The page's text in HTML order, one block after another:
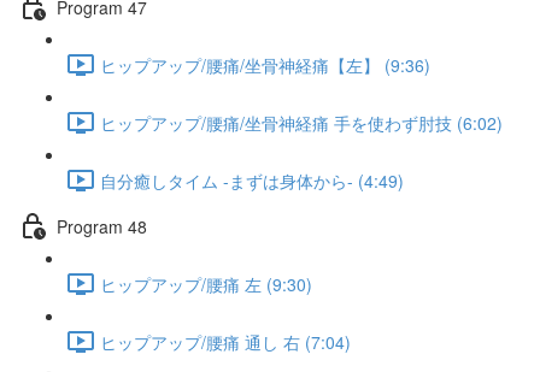
Program 47
ヒップアップ/腰痛/坐骨神経痛【左】 (9:36)
ヒップアップ/腰痛/坐骨神経痛 手を使わず肘技 (6:02)
自分癒しタイム -まずは身体から- (4:49)
Program 48
ヒップアップ/腰痛 左 (9:30)
ヒップアップ/腰痛 通し 右 (7:04)